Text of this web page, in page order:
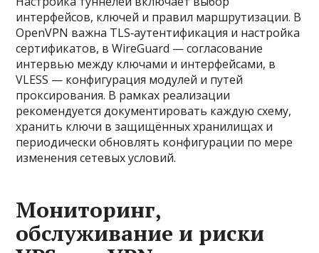
интерфейсов, ключей и правил маршрутизации. В
OpenVPN важна TLS‑аутентификация и настройка
сертификатов, в WireGuard — согласование
интервью между ключами и интерфейсами, в
VLESS — конфигурация модулей и путей
проксирования. В рамках реализации
рекомендуется документировать каждую схему,
хранить ключи в защищённых хранилищах и
периодически обновлять конфигурации по мере
изменения сетевых условий.
Мониторинг,
обслуживание и риски